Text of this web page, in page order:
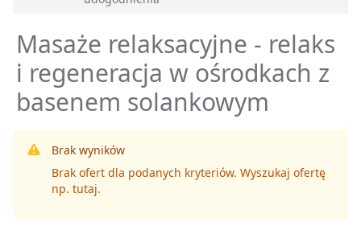
Masaże relaksacyjne - relaks
i regeneracja w ośrodkach z
basenem solankowym
Brak wyników
Brak ofert dla podanych kryteriów. Wyszukaj ofertę
np. tutaj.